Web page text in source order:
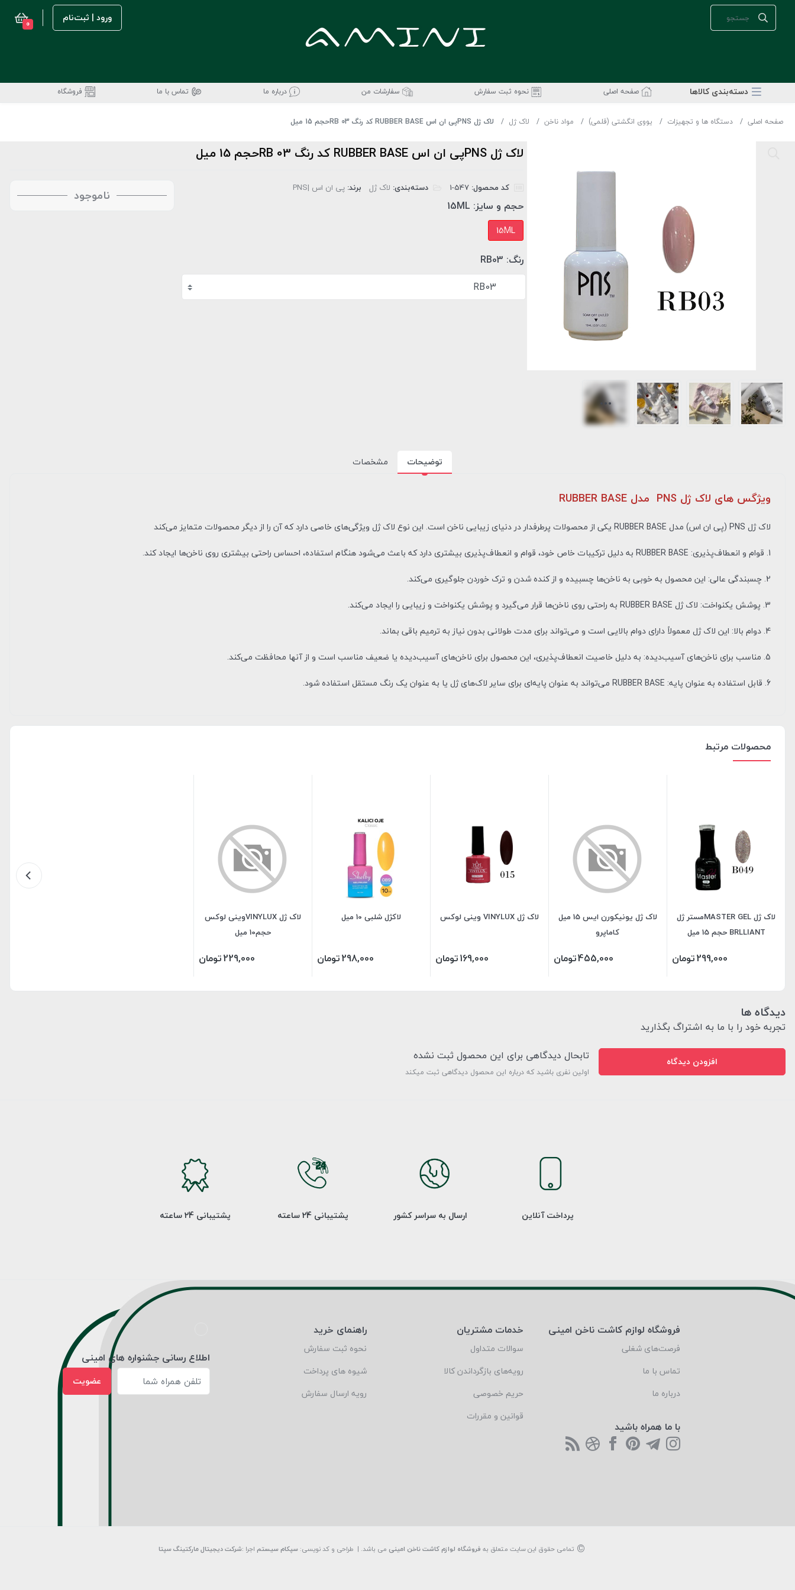
ورود | ثبت‌نام 0
دسته‌بندی‌ کالاها صفحه اصلی نحوه ثبت سفارش سفارشات من درباره ما تماس با ما فروشگاه
صفحه اصلی دستگاه ها و تجهیزات یووی انگشتی (قلمی) مواد ناخن لاک ژل لاک ژل PNSپی ان اس RUBBER BASE کد رنگ RB 03حجم 15 میل
لاک ژل PNSپی ان اس RUBBER BASE کد رنگ RB 03حجم 15 میل
کد محصول: دسته‌بندی: لاک ژل برند: پی ان اس |PNS
حجم و سایز: 15ML
15ML
رنگ: RB03
RB03
ناموجود
توضیحات مشخصات
ویژگس های لاک ژل PNS مدل RUBBER BASE
لاک ژل PNS (پی ان اس) مدل RUBBER BASE یکی از محصولات پرطرفدار در دنیای زیبایی ناخن است. این نوع لاک ژل ویژگی‌های خاصی دارد که آن را از دیگر محصولات متمایز می‌کند
1. قوام و انعطاف‌پذیری: RUBBER BASE به دلیل ترکیبات خاص خود، قوام و انعطاف‌پذیری بیشتری دارد که باعث می‌شود هنگام استفاده، احساس راحتی بیشتری روی ناخن‌ها ایجاد کند.
2. چسبندگی عالی: این محصول به خوبی به ناخن‌ها چسبیده و از کنده شدن و ترک خوردن جلوگیری می‌کند.
3. پوشش یکنواخت: لاک ژل RUBBER BASE به راحتی روی ناخن‌ها قرار می‌گیرد و پوشش یکنواخت و زیبایی را ایجاد می‌کند.
4. دوام بالا: این لاک ژل معمولاً دارای دوام بالایی است و می‌تواند برای مدت طولانی بدون نیاز به ترمیم باقی بماند.
5. مناسب برای ناخن‌های آسیب‌دیده: به دلیل خاصیت انعطاف‌پذیری، این محصول برای ناخن‌های آسیب‌دیده یا ضعیف مناسب است و از آنها محافظت می‌کند.
6. قابل استفاده به عنوان پایه: RUBBER BASE می‌تواند به عنوان پایه‌ای برای سایر لاک‌های ژل یا به عنوان یک رنگ مستقل استفاده شود.
محصولات مرتبط
لاک ژل MASTER GELمستر ژل
BRLLIANT حجم 15 میل
299,000تومان
لاک ژل یونیکورن ایس 15 میل
کاماپرو
455,000تومان
لاک ژل VINYLUX وینی لوکس
169,000تومان
لاکژل شلبی 10 میل
298,000تومان
لاک ژل VINYLUXوینی لوکس
حجم10 میل
229,000تومان
دیدگاه ها
تجربه خود را با ما به اشتراگ بگذارید
افزودن دیدگاه تابحال دیدگاهی برای این محصول ثبت نشده
اولین نفری باشید که درباره این محصول دیدگاهی ثبت میکند
پرداخت آنلاین ارسال به سراسر کشور پشتیبانی 24 ساعته پشتیبانی 24 ساعته
فروشگاه لوازم کاشت ناخن امینی
فرصت‌های شغلی
تماس با ما
درباره ما
با ما همراه باشید
خدمات مشتریان
سوالات متداول
رویه‌های بازگرداندن کالا
حریم خصوصی
قوانین و مقررات
راهنمای خرید
نحوه ثبت سفارش
شیوه های پرداخت
رویه ارسال سفارش
اطلاع رسانی جشنواره های امینی
عضویت
© تمامی حقوق این سایت متعلق به فروشگاه لوازم کاشت ناخن امینی می باشد. | طراحی و کد نویسی:سپکام سیستم اجرا :شرکت دیجیتال مارکتینگ سپتا